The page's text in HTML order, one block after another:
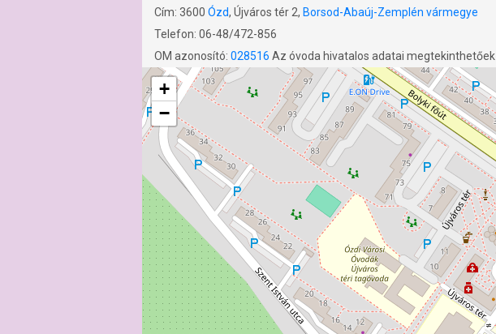
Cím: 3600 Ózd, Újváros tér 2, Borsod-Abaúj-Zemplén vármegye
Telefon: 06-48/472-856
OM azonosító: 028516 Az óvoda hivatalos adatai megtekinthetőek
+
−